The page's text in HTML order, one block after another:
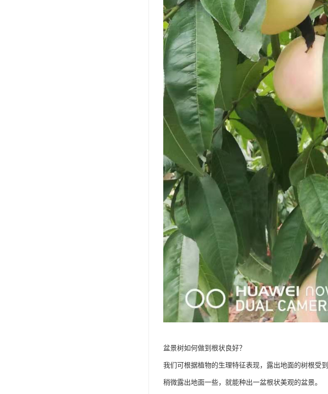
盆景树如何做到根状良好？
我们可根据植物的生理特征表现，露出地面的树根受
稍微露出地面一些，就能种出一盆根状美观的盆景。